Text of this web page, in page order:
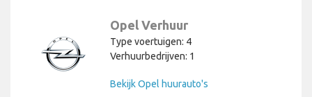
Opel Verhuur
Type voertuigen: 4
Verhuurbedrijven: 1
Bekijk Opel huurauto's